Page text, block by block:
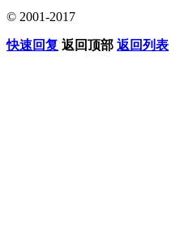
© 2001-2017
快速回复 返回顶部 返回列表